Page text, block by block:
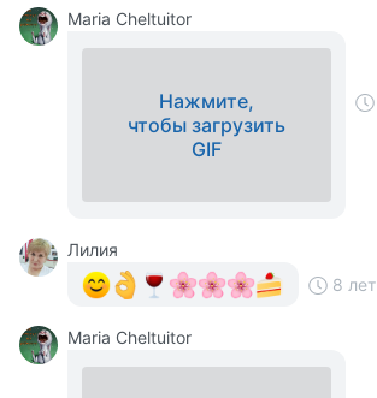
Maria Cheltuitor
Нажмите,
чтобы загрузить
GIF
Лилия
8 лет
Maria Cheltuitor